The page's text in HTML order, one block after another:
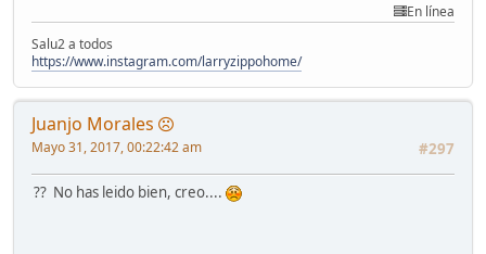
En línea
Salu2 a todos
https://www.instagram.com/larryzippohome/
Juanjo Morales
#297
Mayo 31, 2017, 00:22:42 am
?? No has leido bien, creo....